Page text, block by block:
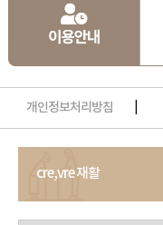
개인정보처리방침
cre,vre 재활